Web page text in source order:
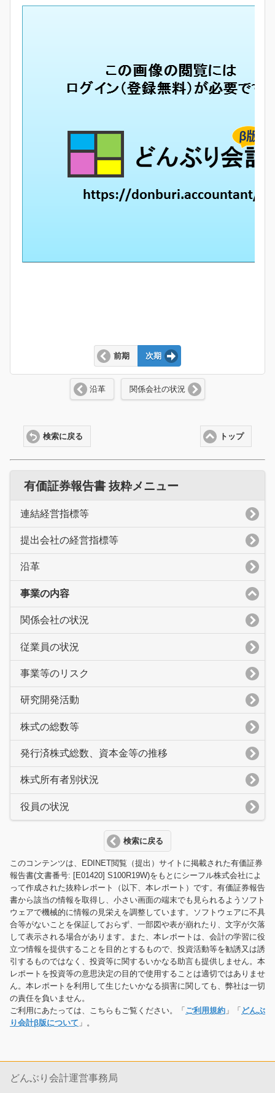
前期 次期
沿革 関係会社の状況
トップ
検索に戻る
有価証券報告書 抜粋メニュー
連結経営指標等
提出会社の経営指標等
沿革
事業の内容
関係会社の状況
従業員の状況
事業等のリスク
研究開発活動
株式の総数等
発行済株式総数、資本金等の推移
株式所有者別状況
役員の状況
検索に戻る
このコンテンツは、EDINET閲覧（提出）サイトに掲載された有価証券
報告書(文書番号: [E01420] S100R19W)をもとにシーフル株式会社によ
って作成された抜粋レポート（以下、本レポート）です。有価証券報告
書から該当の情報を取得し、小さい画面の端末でも見られるようソフト
ウェアで機械的に情報の見栄えを調整しています。ソフトウェアに不具
合等がないことを保証しておらず、一部図や表が崩れたり、文字が欠落
して表示される場合があります。また、本レポートは、会計の学習に役
立つ情報を提供することを目的とするもので、投資活動等を勧誘又は誘
引するものではなく、投資等に関するいかなる助言も提供しません。本
レポートを投資等の意思決定の目的で使用することは適切ではありませ
ん。本レポートを利用して生じたいかなる損害に関しても、弊社は一切
の責任を負いません。
ご利用にあたっては、こちらもご覧ください。「 ご利用規約 」「 どんぶ
り会計β版について 」。
どんぶり会計運営事務局